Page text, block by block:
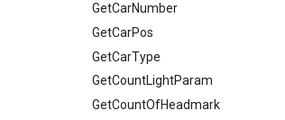
GetCarNumber
GetCarPos
GetCarType
GetCountLightParam
GetCountOfHeadmark